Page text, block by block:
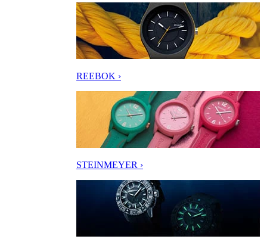
REEBOK ›
STEINMEYER ›